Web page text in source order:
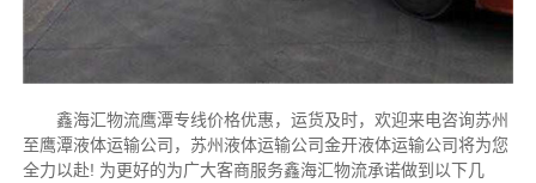
鑫海汇物流鹰潭专线价格优惠，运货及时，欢迎来电咨询苏州
至鹰潭液体运输公司，苏州液体运输公司金开液体运输公司将为您
全力以赴! 为更好的为广大客商服务鑫海汇物流承诺做到以下几